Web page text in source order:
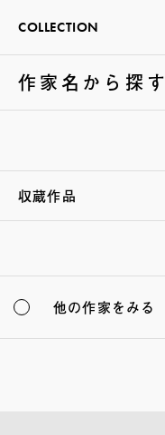
COLLECTION
作家名から探す
展示室1
収蔵作品
他の作家をみる